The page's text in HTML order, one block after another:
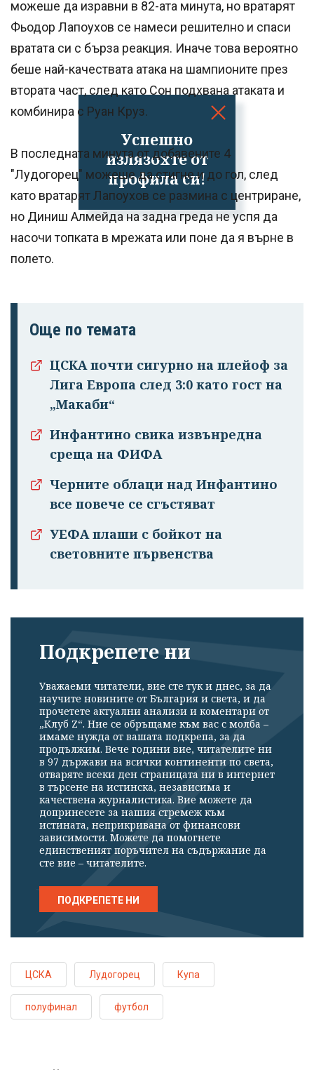
Успешно
излязохте от
профила си!
можеше да изравни в 82-ата минута, но вратарят
Фьодор Лапоухов се намеси решително и спаси
вратата си с бърза реакция. Иначе това вероятно
беше най-качествата атака на шампионите през
втората част, след като Сон подхвана атаката и
комбинира с Руан Круз.
В последната минута от добавените 4
"Лудогорец" можеше да стигне и до гол, след
като вратарят Лапоухов се размина с центриране,
но Диниш Алмейда на задна греда не успя да
насочи топката в мрежата или поне да я върне в
полето.
Още по темата
ЦСКА почти сигурно на плейоф за
Лига Европа след 3:0 като гост на
„Макаби“
Инфантино свика извънредна
среща на ФИФА
Черните облаци над Инфантино
все повече се сгъстяват
УЕФА плаши с бойкот на
световните първенства
Подкрепете ни
Уважаеми читатели, вие сте тук и днес, за да
научите новините от България и света, и да
прочетете актуални анализи и коментари от
„Клуб Z“. Ние се обръщаме към вас с молба –
имаме нужда от вашата подкрепа, за да
продължим. Вече години вие, читателите ни
в 97 държави на всички континенти по света,
отваряте всеки ден страницата ни в интернет
в търсене на истинска, независима и
качествена журналистика. Вие можете да
допринесете за нашия стремеж към
истината, неприкривана от финансови
зависимости. Можете да помогнете
единственият поръчител на съдържание да
сте вие – читателите.
ПОДКРЕПЕТЕ НИ
ЦСКА Лудогорец Купа
полуфинал футбол